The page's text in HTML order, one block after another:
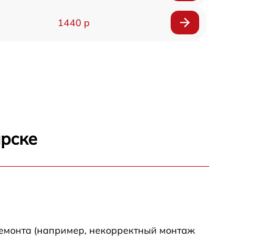
1440 р
(например, некорректный монтаж